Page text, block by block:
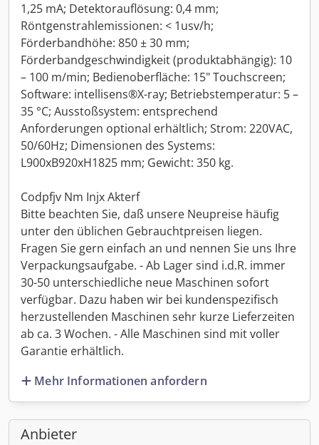
1,25 mA; Detektorauflösung: 0,4 mm;
Röntgenstrahlemissionen: < 1usv/h;
Förderbandhöhe: 850 ± 30 mm;
Förderbandgeschwindigkeit (produktabhängig): 10
– 100 m/min; Bedienoberfläche: 15" Touchscreen;
Software: intellisens®X-ray; Betriebstemperatur: 5 –
35 °C; Ausstoßsystem: entsprechend
Anforderungen optional erhältlich; Strom: 220VAC,
50/60Hz; Dimensionen des Systems:
L900xB920xH1825 mm; Gewicht: 350 kg.
Codpfjv Nm Injx Akterf
Bitte beachten Sie, daß unsere Neupreise häufig
unter den üblichen Gebrauchtpreisen liegen.
Fragen Sie gern einfach an und nennen Sie uns Ihre
Verpackungsaufgabe. - Ab Lager sind i.d.R. immer
30-50 unterschiedliche neue Maschinen sofort
verfügbar. Dazu haben wir bei kundenspezifisch
herzustellenden Maschinen sehr kurze Lieferzeiten
ab ca. 3 Wochen. - Alle Maschinen sind mit voller
Garantie erhältlich.
Mehr Informationen anfordern
Anbieter